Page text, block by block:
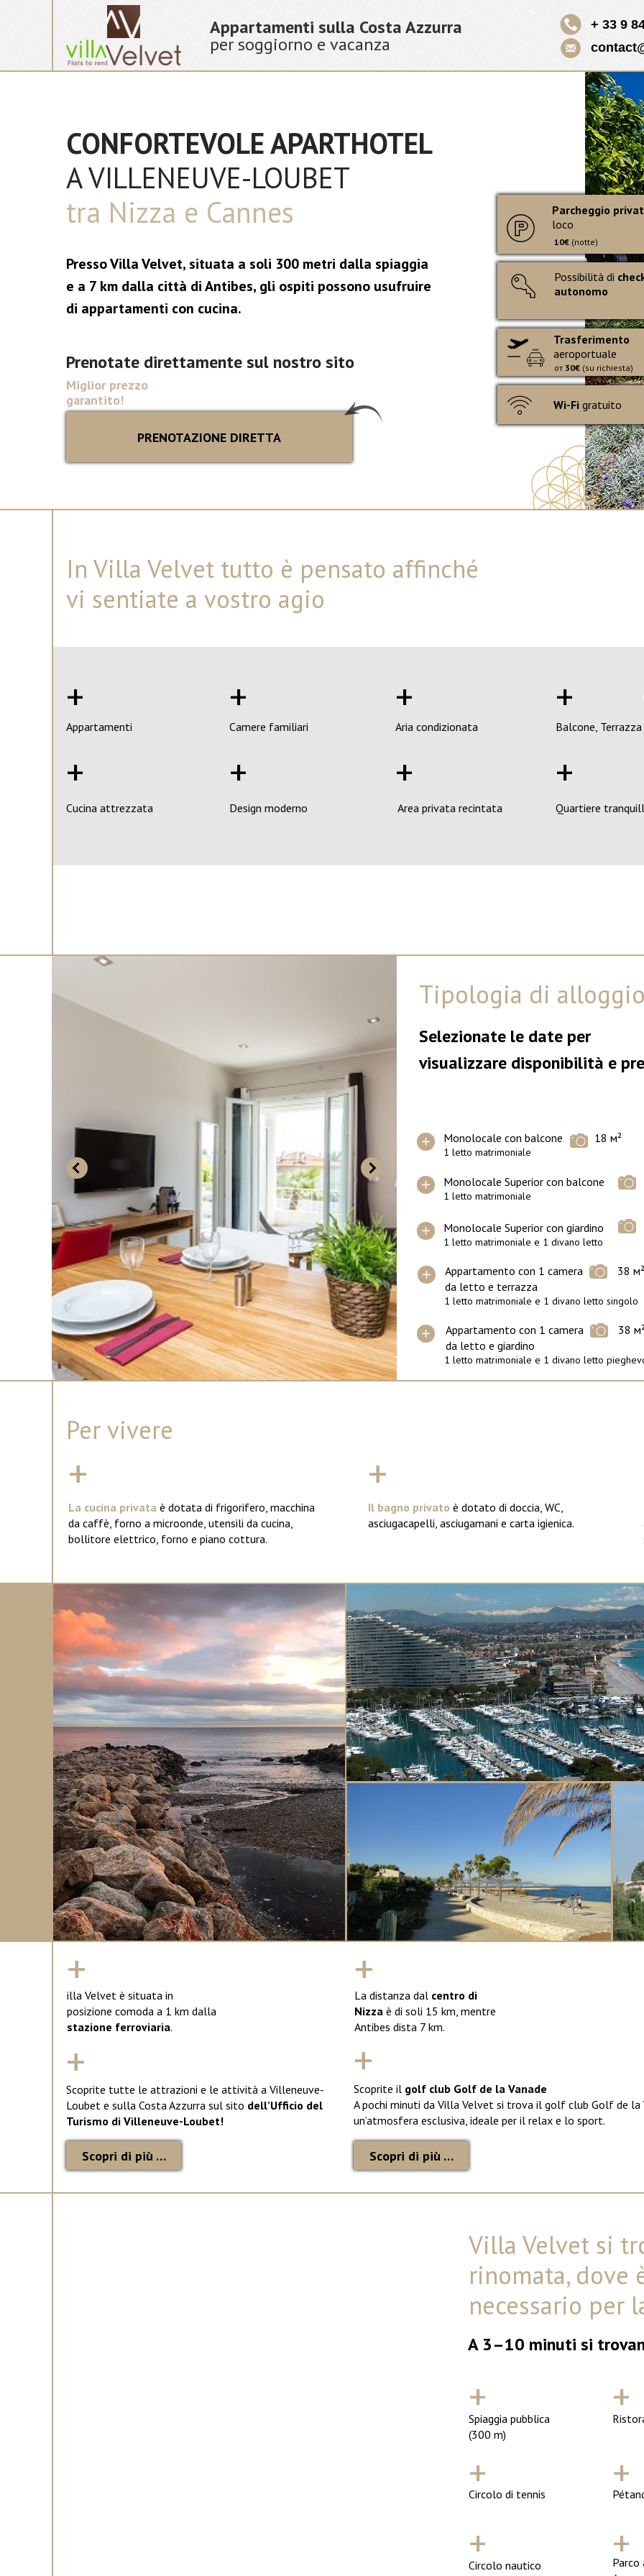
+ 33 9
Appartamenti sulla Costa Azzurra
per soggiorno e vacanza
CONFORTEVOLE APARTHOTEL
A VILLENEUVE-LOUBET
Presso Villa Velvet, situata a soli 300 metri dalla spiaggia
e a 7 km dalla città di Antibes, gli ospiti possono usufruire
di appartamenti con cucina.
PRENOTAZIONE DIRETTA
Prenotate direttamente sul nostro sito
Miglior prezzo
garantito!
tra Nizza e Cannes
Wi-Fi gratuito
Parcheggio
loco
Trasferimento
aeroportuale
Possibilità di
autonomo
от 30€ (su richiesta)
10€ (notte)
In Villa Velvet tutto è pensato affinché
vi sentiate a vostro agio
Appartamenti Camere familiari
Cucina attrezzata Quartiere
Aria condizionata
Design moderno Area privata recintata
Balcone, Terrazza
+ + +
+
+
+ + +
Tipologia di
Selezionate le date per
visualizzare disponibilità e
Monolocale con balcone 18 м²
1 letto matrimoniale
Monolocale Superior con balcone
1 letto matrimoniale
Appartamento con 1 camera
da letto e terrazza
38 м²
1 letto matrimoniale e 1 divano letto singolo
Monolocale Superior con giardino
1 letto matrimoniale e 1 divano letto
Appartamento con 1 camera
da letto e giardino
38
1 letto matrimoniale e 1 divano letto
Per vivere
Il bagno privato è dotato di doccia, WC,
asciugacapelli, asciugamani e carta igienica.
La cucina privata è dotata di frigorifero, macchina
da caffè, forno a microonde, utensili da cucina,
bollitore elettrico, forno e piano cottura.
+ +
illa Velvet è situata in
posizione comoda a 1 km dalla
stazione ferroviaria.
+
La distanza dal centro di
Nizza è di soli 15 km, mentre
Antibes dista 7 km.
+
Scoprite tutte le attrazioni e le attività a Villeneuve-
Loubet e sulla Costa Azzurra sul sito dell’Ufficio del
Turismo di Villeneuve-Loubet!
Scoprite il golf club Golf de la Vanade
A pochi minuti da Villa Velvet si trova il golf club Golf de la
un’atmosfera esclusiva, ideale per il relax e lo sport.
Scopri di più …
Scopri di più …
+ +
Villa Velvet si
rinomata,
necessario per
Spiaggia pubblica
(300 m)
+
A 3–10 minuti si
+
+
+
Circolo nautico
+ +
Parco
Circolo di tennis